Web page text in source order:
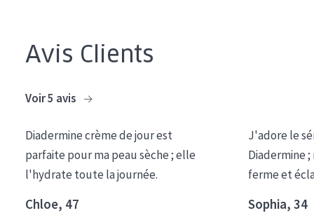
TYPE DE PRODUIT
Crème pour les Yeux
Sérum
Avis Clients
Voir 5 avis
Diadermine crème de jour est
parfaite pour ma peau sèche ; elle
l'hydrate toute la journée.
Chloe, 47
J'adore le
Diadermine
ferme et
Sophia, 34